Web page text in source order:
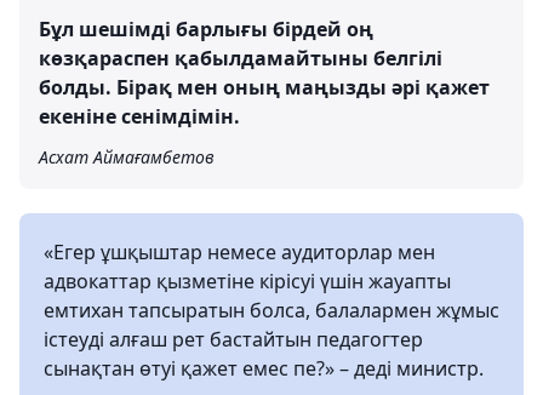
Бұл шешімді барлығы бірдей оң
көзқараспен қабылдамайтыны белгілі
болды. Бірақ мен оның маңызды әрі қажет
екеніне сенімдімін.
Асхат Аймағамбетов
«Егер ұшқыштар немесе аудиторлар мен
адвокаттар қызметіне кірісуі үшін жауапты
емтихан тапсыратын болса, балалармен жұмыс
істеуді алғаш рет бастайтын педагогтер
сынақтан өтуі қажет емес пе?» – деді министр.